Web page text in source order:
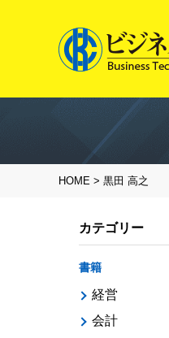
HOME > 黒田 高之
カテゴリー
書籍
経営
会計